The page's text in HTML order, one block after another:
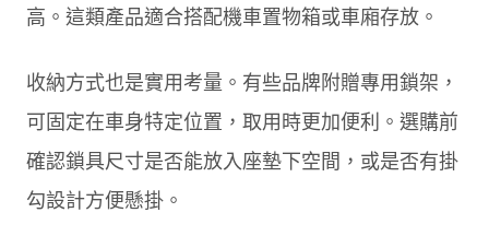
高。這類產品適合搭配機車置物箱或車廂存放。
收納方式也是實用考量。有些品牌附贈專用鎖架，
可固定在車身特定位置，取用時更加便利。選購前
確認鎖具尺寸是否能放入座墊下空間，或是否有掛
勾設計方便懸掛。